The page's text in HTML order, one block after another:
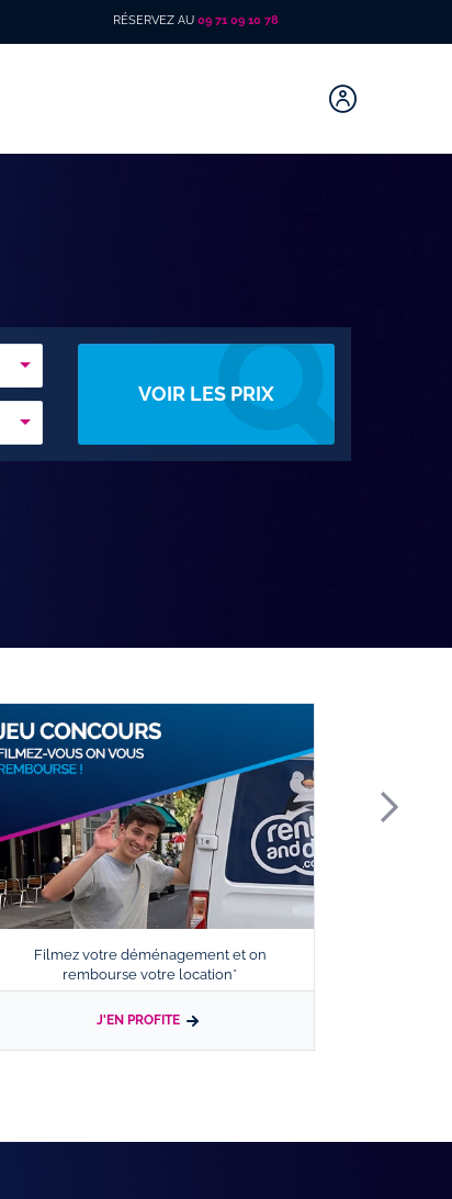
RÉSERVEZ AU09 71 09 10 78
VOIR LES PRIX
Filmez votre déménagement et on
rembourse votre location*
J'EN PROFITE